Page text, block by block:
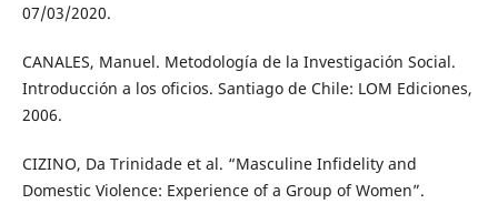
07/03/2020.
CANALES, Manuel. Metodología de la Investigación Social.
Introducción a los oficios. Santiago de Chile: LOM Ediciones,
2006.
CIZINO, Da Trinidade et al. “Masculine Infidelity and
Domestic Violence: Experience of a Group of Women”.